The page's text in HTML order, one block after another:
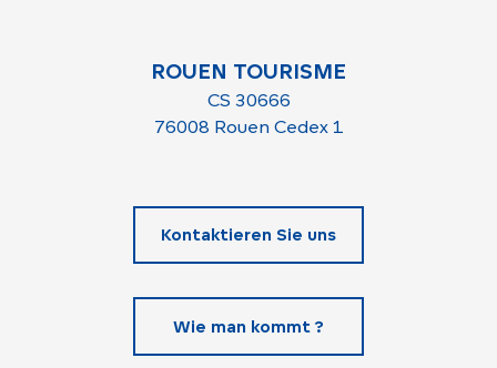
ROUEN TOURISME
CS 30666
76008 Rouen Cedex 1
Kontaktieren Sie uns
Wie man kommt ?